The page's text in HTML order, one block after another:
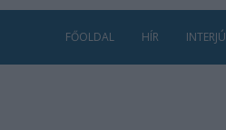
FŐOLDAL HÍR INTERJÚ